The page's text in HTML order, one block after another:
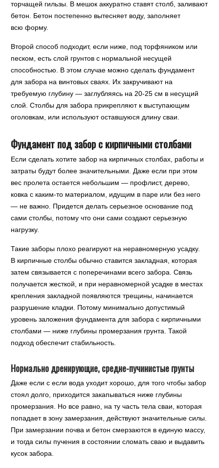
торчащей гильзы. В мешок аккуратно ставят столб, заливают
бетон. Бетон постепенно вытесняет воду, заполняет
всю форму.
Второй способ подходит, если ниже, под торфяником или
песком, есть слой грунтов с нормальной несущей
способностью. В этом случае можно сделать фундамент
для забора на винтовых сваях. Их закручивают на
требуемую глубину — заглубляясь на 20-25 см в несущий
слой. Столбы для забора прикрепляют к выступающим
оголовкам, или используют оставшуюся длину сваи.
Фундамент под забор с кирпичными столбами
Если сделать хотите забор на кирпичных столбах, работы и
затраты будут более значительными. Даже если при этом
вес пролета остается небольшим — профлист, дерево,
ковка с каким-то материалом, идущим в паре или без него
— не важно. Придется делать серьезное основание под
сами столбы, потому что они сами создают серьезную
нагрузку.
Такие заборы плохо реагируют на неравномерную усадку.
В кирпичные столбы обычно ставится закладная, которая
затем связывается с поперечинами всего забора. Связь
получается жесткой, и при неравномерной усадке в местах
крепления закладной появляются трещины, начинается
разрушение кладки. Потому минимально допустимый
уровень заложения фундамента для забора с кирпичными
столбами — ниже глубины промерзания грунта. Такой
подход обеспечит стабильность.
Нормально дренирующие, средне-пучинистые грунты
Даже если с если вода уходит хорошо, для того чтобы забор
стоял долго, приходится закапываться ниже глубины
промерзания. Но все равно, на ту часть тела сваи, которая
попадает в зону замерзания, действуют значительные силы.
При замерзании почва и бетон смерзаются в единую массу,
и тогда силы пучения в состоянии сломать сваю и выдавить
кусок забора.